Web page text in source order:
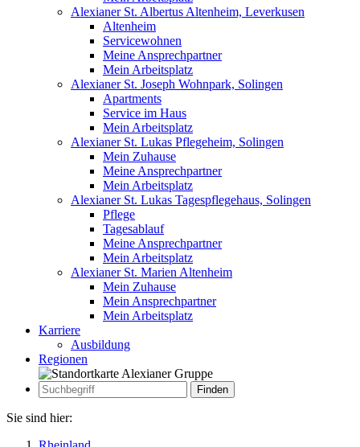
Alexianer St. Albertus Altenheim, Leverkusen
Altenheim
Servicewohnen
Meine Ansprechpartner
Mein Arbeitsplatz
Alexianer St. Joseph Wohnpark, Solingen
Apartments
Service im Haus
Mein Arbeitsplatz
Alexianer St. Lukas Pflegeheim, Solingen
Mein Zuhause
Meine Ansprechpartner
Mein Arbeitsplatz
Alexianer St. Lukas Tagespflegehaus, Solingen
Pflege
Tagesablauf
Meine Ansprechpartner
Mein Arbeitsplatz
Alexianer St. Marien Altenheim
Mein Zuhause
Mein Ansprechpartner
Mein Arbeitsplatz
Karriere
Ausbildung
Regionen
Zur
Suche
Suche
Sie sind hier: